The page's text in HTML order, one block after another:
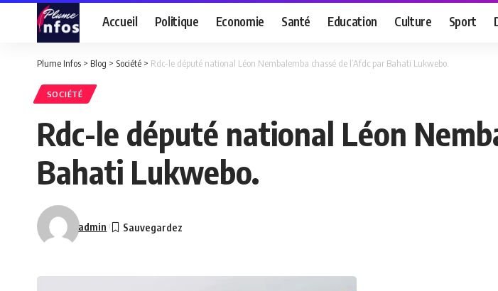
Accueil Politique Economie Santé Education Culture Sport
Plume Infos > Blog > Société > Rdc-le député national Léon Nembalemba chassé de l’Afdc par Bahati Lukwebo.
SOCIÉTÉ
Rdc-le député national Léon
Bahati Lukwebo.
admin